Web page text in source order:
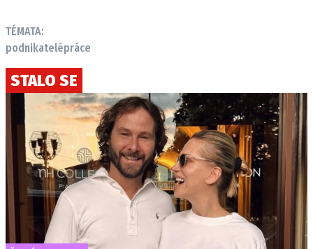
TÉMATA:
podnikatelépráce
STALO SE